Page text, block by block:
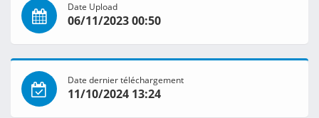
Date Upload
06/11/2023 00:50
Date dernier téléchargement
11/10/2024 13:24